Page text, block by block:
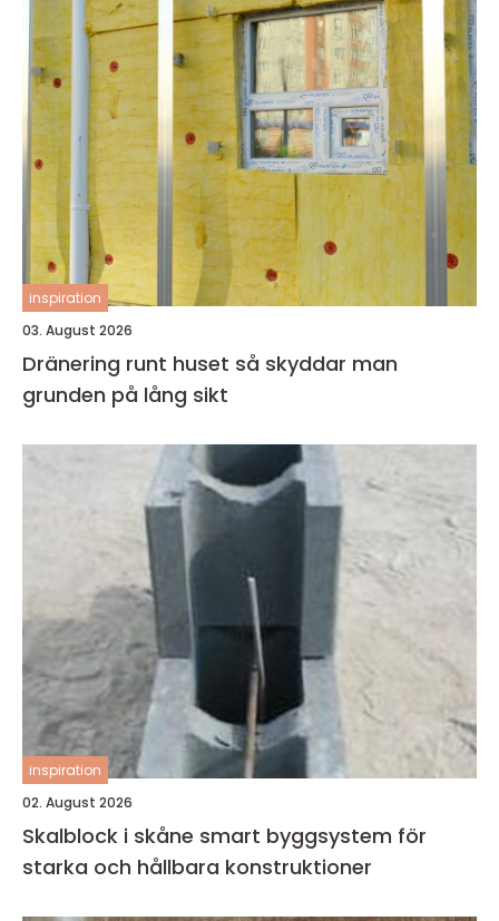
inspiration
03. August 2026
Dränering runt huset så skyddar man
grunden på lång sikt
inspiration
02. August 2026
Skalblock i skåne smart byggsystem för
starka och hållbara konstruktioner